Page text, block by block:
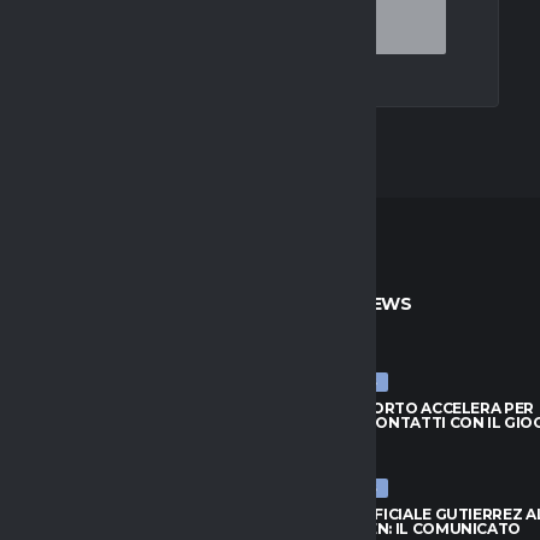
ULTIME NEWS
ULTIME NEWS
MILAN, IL PORTO ACCELERA PER
GIMENEZ: CONTATTI CON IL
ULTIME NEWS
NAPOLI, UFFICIALE GUTIERREZ
LEVERKUSEN: IL COMUNICATO